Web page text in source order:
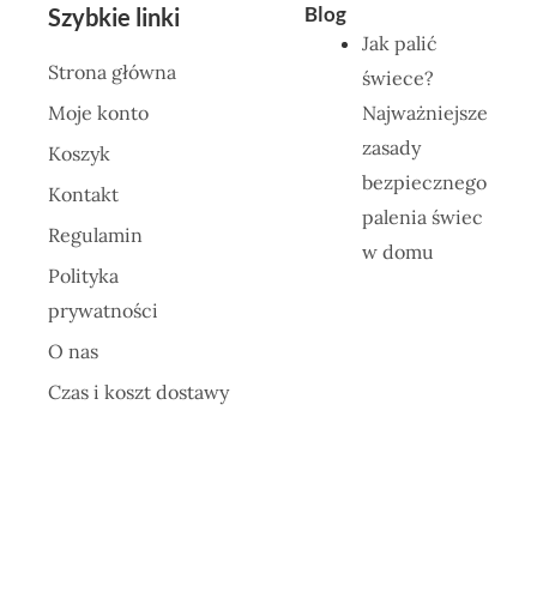
Szybkie linki
Strona główna
Moje konto
Koszyk
Kontakt
Regulamin
Polityka
prywatności
O nas
Czas i koszt dostawy
Blog
Jak palić
świece?
Najważniejsze
zasady
bezpiecznego
palenia świec
w domu